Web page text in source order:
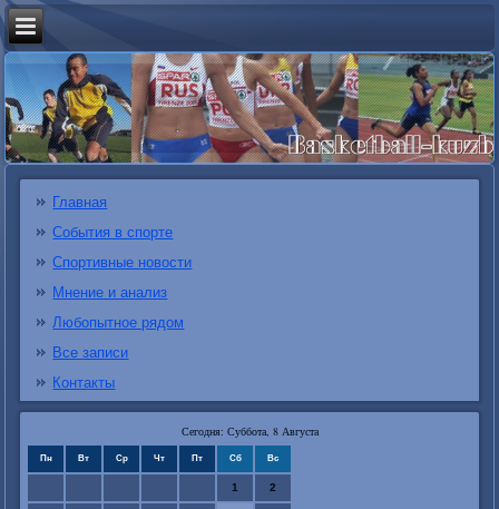
Главная
События в спорте
Спортивные новости
Мнение и анализ
Любопытное рядом
Все записи
Контакты
Сегодня: Суббота, 8 Августа
Пн Вт Ср Чт Пт Сб Вс
1 2